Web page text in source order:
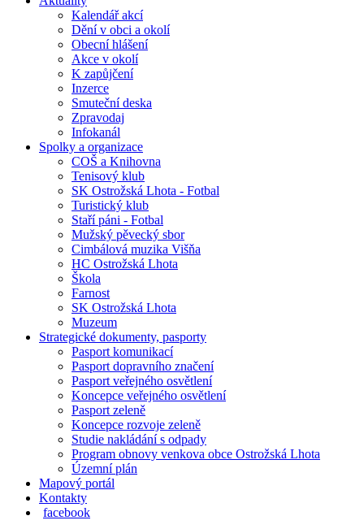
Kalendář akcí
Dění v obci a okolí
Obecní hlášení
Akce v okolí
K zapůjčení
Inzerce
Smuteční deska
Zpravodaj
Infokanál
Spolky a organizace
COŠ a Knihovna
Tenisový klub
SK Ostrožská Lhota - Fotbal
Turistický klub
Staří páni - Fotbal
Mužský pěvecký sbor
Cimbálová muzika Višňa
HC Ostrožská Lhota
Škola
Farnost
SK Ostrožská Lhota
Muzeum
Strategické dokumenty, pasporty
Pasport komunikací
Pasport dopravního značení
Pasport veřejného osvětlení
Koncepce veřejného osvětlení
Pasport zeleně
Koncepce rozvoje zeleně
Studie nakládání s odpady
Program obnovy venkova obce Ostrožská Lhota
Územní plán
Mapový portál
Kontakty
facebook